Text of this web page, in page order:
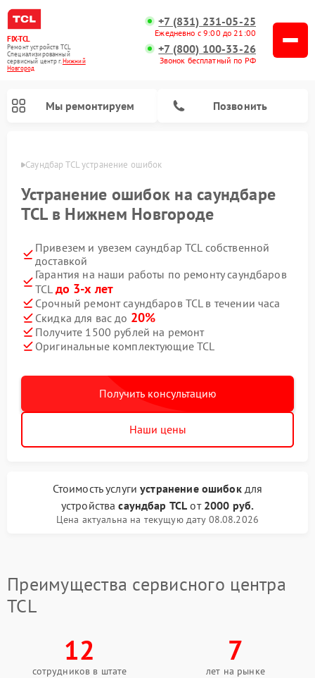
FIX-TCL
Ремонт устройств TCL
Специализированный
cервисный центр г.Нижний
Новгород
+7 (831) 231-05-25
Ежедневно с 9:00 до 21:00
+7 (800) 100-33-26
Звонок бесплатный по РФ
Мы ремонтируем Позвонить
Саундбар TCL устранение ошибок
Устранение ошибок на саундбаре
TCL в Нижнем Новгороде
Привезем и увезем саундбар TCL собственной
доставкой
Гарантия на наши работы по ремонту саундбаров
TCL до 3-х лет
Срочный ремонт саундбаров TCL в течении часа
Скидка для вас до 20%
Получите 1500 рублей на ремонт
Оригинальные комплектующие TCL
Получить консультацию
Наши цены
Стоимость услугиустранение ошибокдля
устройствасаундбар TCL от 2000 руб.
Цена актуальна на текущую дату 08.08.2026
Преимущества сервисного центра
TCL
12
сотрудников в штате
7
лет на рынке